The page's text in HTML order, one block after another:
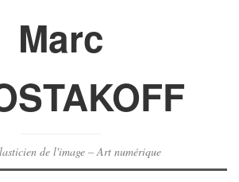
Marc
de l'image – Art numérique